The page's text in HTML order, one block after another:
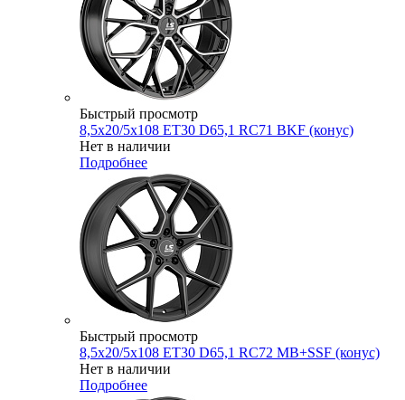
Быстрый просмотр
8,5x20/5x108 ET30 D65,1 RC71 BKF (конус)
Нет в наличии
Подробнее
Быстрый просмотр
8,5x20/5x108 ET30 D65,1 RC72 MB+SSF (конус)
Нет в наличии
Подробнее